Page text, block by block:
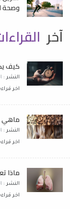
وصحة
آخر
كيف
النشر :
اخر قراءة :
ماهي
النشر :
اخر قراءة :
ماذا
النشر :
اخر قراءة :